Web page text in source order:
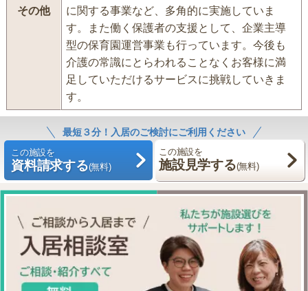
その他
に関する事業など、多角的に実施していま
す。また働く保護者の支援として、企業主導
型の保育園運営事業も行っています。今後も
介護の常識にとらわれることなくお客様に満
足していただけるサービスに挑戦していきま
す。
最短３分！入居のご検討にご利用ください
この施設を
資料請求する(無料)
この施設を
施設見学する(無料)